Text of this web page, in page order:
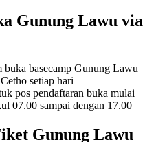
Gunung Lawu via
buka basecamp Gunung Lawu
setiap hari
pos pendaftaran buka mulai
07.00 sampai dengan 17.00
Gunung Lawu